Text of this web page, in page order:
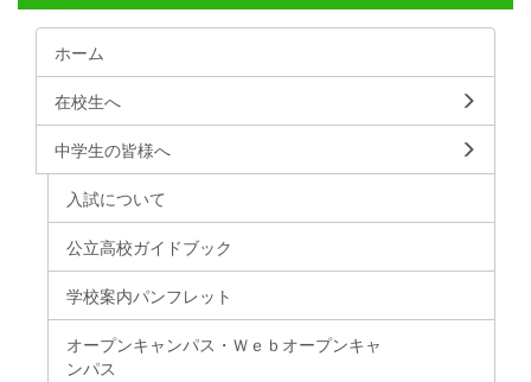
ホーム
在校生へ
中学生の皆様へ
入試について
公立高校ガイドブック
学校案内パンフレット
オープンキャンパス・Ｗｅｂオープンキャ
ンパス